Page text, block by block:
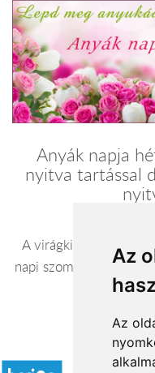
Az
Az
Anyák napja
nyitva tartással
A virágkiszállítások
napi szombati
vasárnap 8-